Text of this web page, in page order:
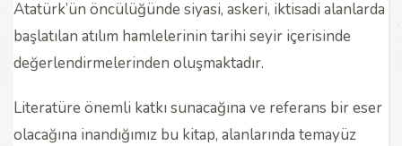
Atatürk’ün öncülüğünde siyasi, askeri, iktisadi alanlarda
başlatılan atılım hamlelerinin tarihi seyir içerisinde
değerlendirmelerinden oluşmaktadır.
Literatüre önemli katkı sunacağına ve referans bir eser
olacağına inandığımız bu kitap, alanlarında temayüz